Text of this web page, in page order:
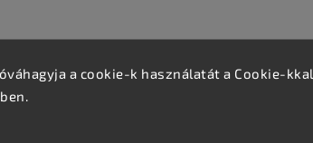
a cookie-k használatát a Cookie-kkal